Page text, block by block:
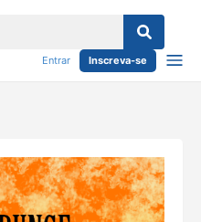
Entrar Inscreva-se